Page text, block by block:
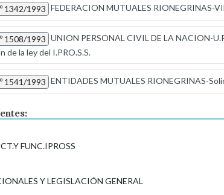
1342/1993 FEDERACION MUTUALES RIONEGRINAS-
1508/1993 UNION PERSONAL CIVIL DE LA NACION-
de la ley del I.PRO.S.S.
1541/1993 ENTIDADES MUTUALES RIONEGRINAS-
FUNC.IPROSS
Y LEGISLACIÓN GENERAL